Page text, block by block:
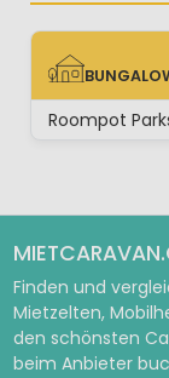
BUNGALOW
Roompot
Finden und
Mietzelten,
den schönsten
beim Anbieter